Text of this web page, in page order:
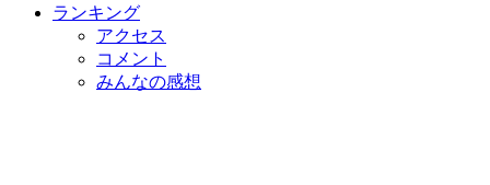
ランキング
アクセス
コメント
みんなの感想